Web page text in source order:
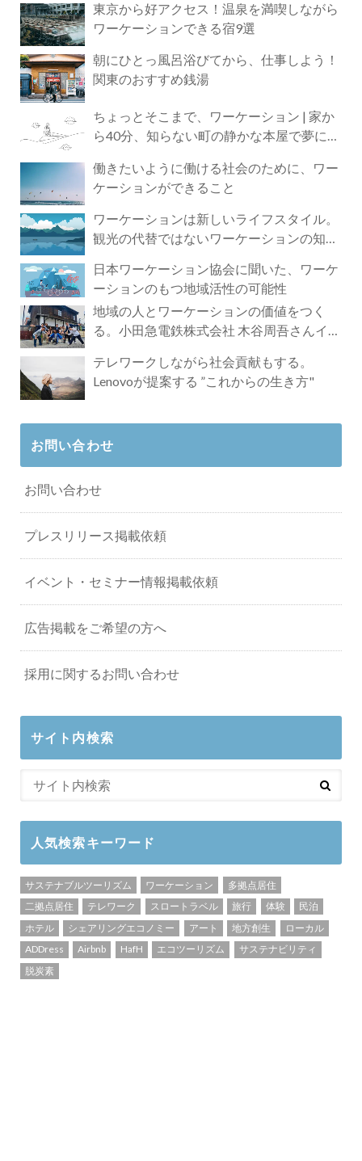
東京から好アクセス！温泉を満喫しながら
ワーケーションできる宿9選
朝にひとっ風呂浴びてから、仕事しよう！
関東のおすすめ銭湯
ちょっとそこまで、ワーケーション | 家か
ら40分、知らない町の静かな本屋で夢に近
働きたいように働ける社会のために、ワー
ケーションができること
ワーケーションは新しいライフスタイル。
観光の代替ではないワーケーションの知ら
日本ワーケーション協会に聞いた、ワーケ
ーションのもつ地域活性の可能性
地域の人とワーケーションの価値をつく
る。小田急電鉄株式会社 木谷周吾さんイン
テレワークしながら社会貢献もする。
Lenovoが提案する ”これからの生き方"
お問い合わせ
お問い合わせ
プレスリリース掲載依頼
イベント・セミナー情報掲載依頼
広告掲載をご希望の方へ
採用に関するお問い合わせ
サイト内検索
人気検索キーワード
サステナブルツーリズム ワーケーション
多拠点居住
二拠点居住
テレワーク スロートラベル 旅行 体験
民泊
ホテル
シェアリングエコノミー アート 地方創生
ローカル
ADDress
Airbnb HafH エコツーリズム
サステナビリティ
脱炭素